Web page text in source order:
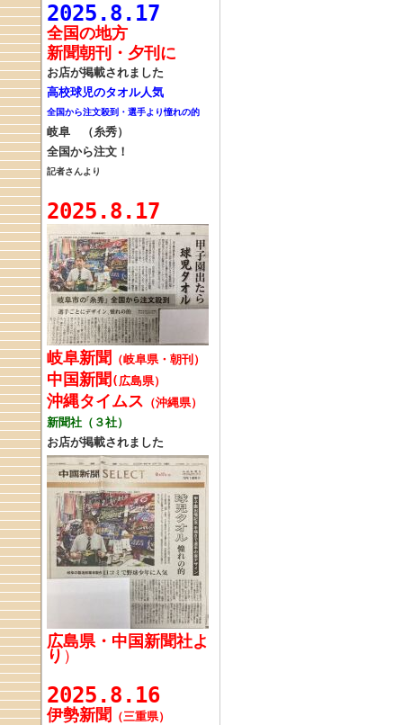
2025.8.17
全国の地方
新聞朝刊・夕刊に
お店が掲載されました
高校球児のタオル人気
全国から注文殺到・選手より憧れの的
岐阜 （糸秀）
全国から注文！
記者さんより
2025.8.17
岐阜新聞 （岐阜県・朝刊）
中国新聞 (広島県）
沖縄タイムス （沖縄県）
新聞社（３社）
お店が掲載されました
広島県・中国新聞社よ
り ）
2025.8.16
伊勢新聞 （三重県）